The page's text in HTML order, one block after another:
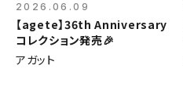
2026.06.09
【agete】36th Anniversary
コレクション発売🎉
アガット